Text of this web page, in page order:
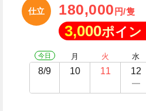
仕立 180,000 円/隻
3,000ポイン
今日
8/9
月
10
火
11
水
12